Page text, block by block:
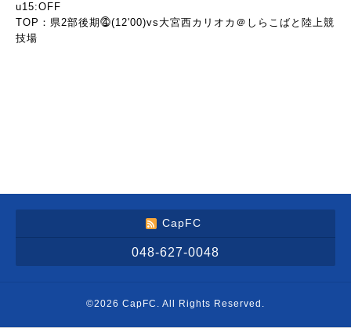
u15:OFF
TOP：県2部後期⓸(12'00)vs大宮西カリオカ＠しらこばと陸上競
技場
CapFC
048-627-0048
©2026 CapFC . All Rights Reserved.